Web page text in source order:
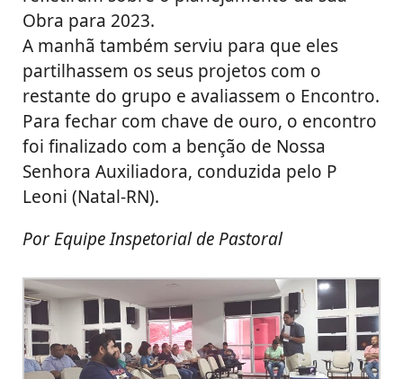
Obra para 2023.
A manhã também serviu para que eles
partilhassem os seus projetos com o
restante do grupo e avaliassem o Encontro.
Para fechar com chave de ouro, o encontro
foi finalizado com a benção de Nossa
Senhora Auxiliadora, conduzida pelo P
Leoni (Natal-RN).
Por Equipe Inspetorial de Pastoral